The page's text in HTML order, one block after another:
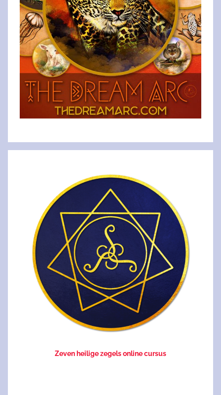
Zeven heilige zegels online cursus